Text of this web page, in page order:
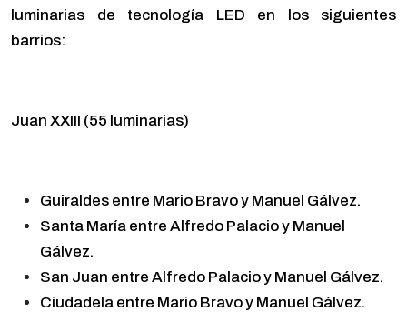
luminarias de tecnología LED en los siguientes
barrios:
Juan XXIII (55 luminarias)
Guiraldes entre Mario Bravo y Manuel Gálvez.
Santa María entre Alfredo Palacio y Manuel
Gálvez.
San Juan entre Alfredo Palacio y Manuel Gálvez.
Ciudadela entre Mario Bravo y Manuel Gálvez.